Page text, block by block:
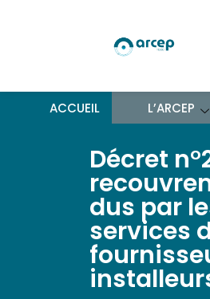
ACCUEIL L’ARCEP
Décret
dus par
services